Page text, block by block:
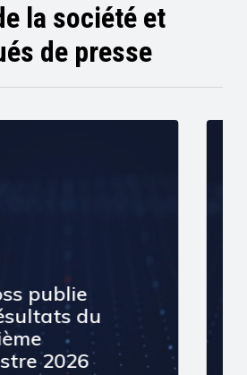
la société et
de presse
publie
du
2026